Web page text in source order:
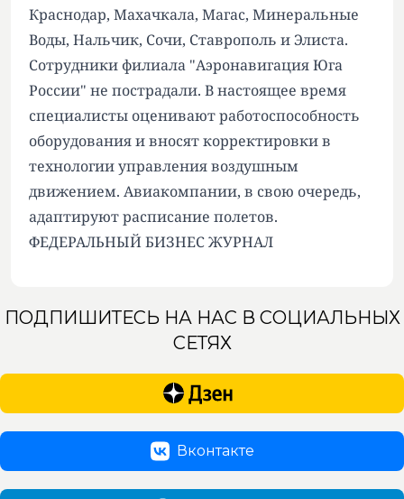
Краснодар, Махачкала, Магас, Минеральные
Воды, Нальчик, Сочи, Ставрополь и Элиста.
Сотрудники филиала "Аэронавигация Юга
России" не пострадали. В настоящее время
специалисты оценивают работоспособность
оборудования и вносят корректировки в
технологии управления воздушным
движением. Авиакомпании, в свою очередь,
адаптируют расписание полетов.
ФЕДЕРАЛЬНЫЙ БИЗНЕС ЖУРНАЛ
ПОДПИШИТЕСЬ НА НАС В СОЦИАЛЬНЫХ
СЕТЯХ
Вконтакте